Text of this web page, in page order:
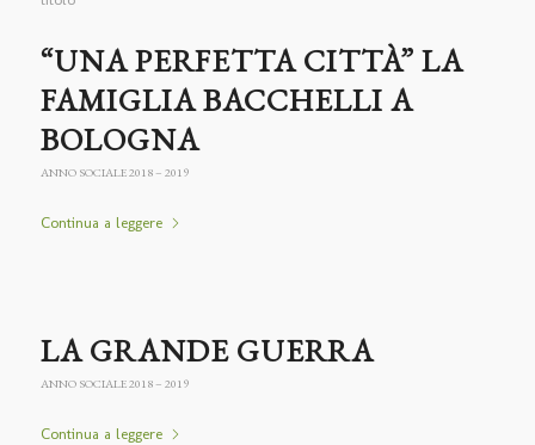
“UNA PERFETTA CITTÀ” LA
FAMIGLIA BACCHELLI A
BOLOGNA
ANNO SOCIALE 2018 – 2019
Continua a leggere
LA GRANDE GUERRA
ANNO SOCIALE 2018 – 2019
Continua a leggere